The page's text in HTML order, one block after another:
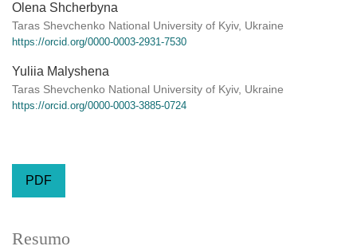
Olena Shcherbyna
Taras Shevchenko National University of Kyiv, Ukraine
https://orcid.org/0000-0003-2931-7530
Yuliia Malyshena
Taras Shevchenko National University of Kyiv, Ukraine
https://orcid.org/0000-0003-3885-0724
PDF
Resumo